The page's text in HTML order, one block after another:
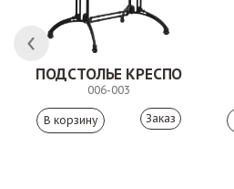
ПОДСТОЛЬЕ КРЕСПО
006-003
Заказ